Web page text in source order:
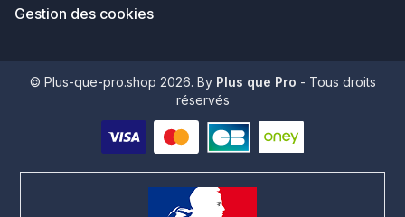
Gestion des cookies
© Plus-que-pro.shop 2026. By Plus que Pro - Tous droits
réservés